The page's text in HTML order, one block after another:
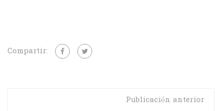
Compartir:
Publicación anterior